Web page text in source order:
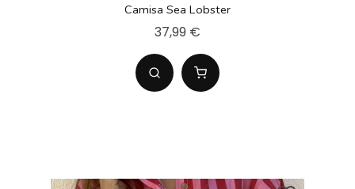
Camisa Sea Lobster
37,99 €